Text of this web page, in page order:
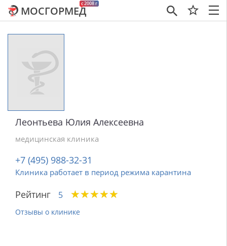
×
c 2008 г
МОСГОРМЕД
Леонтьева Юлия Алексеевна
медицинская клиника
+7 (495) 988-32-31
Клиника работает в период режима карантина
Рейтинг 5 ★★★★★
★★★★★
Отзывы о клинике